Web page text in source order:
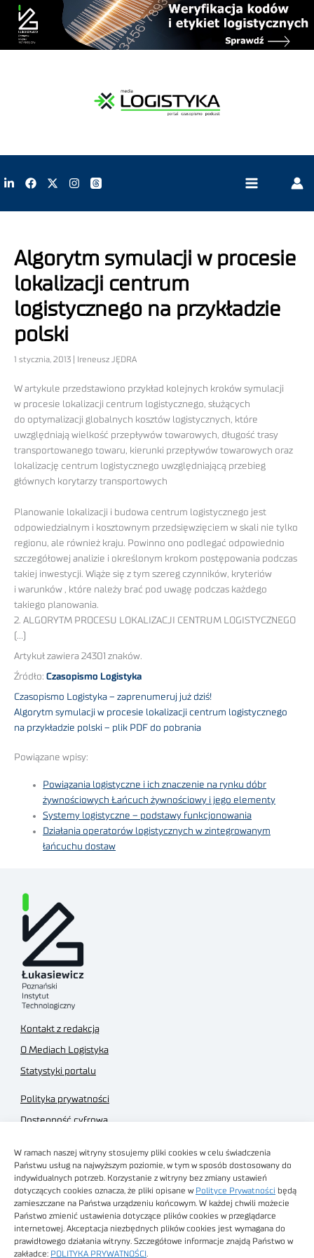
W ramach naszej witryny stosujemy pliki cookies w celu świadczenia
Państwu usług na najwyższym poziomie, w tym w sposób dostosowany do
indywidualnych potrzeb. Korzystanie z witryny bez zmiany ustawień
dotyczących cookies oznacza, że pliki opisane w Polityce Prywatności będą
zamieszczane na Państwa urządzeniu końcowym. W każdej chwili możecie
Państwo zmienić ustawienia dotyczące plików cookies w przeglądarce
internetowej. Akceptacja niezbędnych plików cookies jest wymagana do
prawidłowego działania witryny. Szczegółowe informacje znajdą Państwo w
zakładce: POLITYKA PRYWATNOŚCI
Algorytm symulacji w procesie
lokalizacji centrum
logistycznego na przykładzie
polski
1 stycznia, 2013 | Ireneusz JĘDRA
W artykule przedstawiono przykład kolejnych kroków symulacji
w procesie lokalizacji centrum logistycznego, służących
do optymalizacji globalnych kosztów logistycznych, które
uwzględniają wielkość przepływów towarowych, długość trasy
transportowanego towaru, kierunki przepływów towarowych oraz
lokalizację centrum logistycznego uwzględniającą przebieg
głównych korytarzy transportowych
Planowanie lokalizacji i budowa centrum logistycznego jest
odpowiedzialnym i kosztownym przedsięwzięciem w skali nie tylko
regionu, ale również kraju. Powinno ono podlegać odpowiednio
szczegółowej analizie i określonym krokom postępowania podczas
takiej inwestycji. Wiąże się z tym szereg czynników, kryteriów
i warunków , które należy brać pod uwagę podczas każdego
takiego planowania.
2. ALGORYTM PROCESU LOKALIZACJI CENTRUM LOGISTYCZNEGO
(…)
Artykuł zawiera 24301 znaków.
Źródło: Czasopismo Logistyka
Czasopismo Logistyka – zaprenumeruj już dziś!
Algorytm symulacji w procesie lokalizacji centrum logistycznego
na przykładzie polski – plik PDF do pobrania
Powiązane wpisy:
Powiązania logistyczne i ich znaczenie na rynku dóbr
żywnościowych Łańcuch żywnościowy i jego elementy
Systemy logistyczne – podstawy funkcjonowania
Działania operatorów logistycznych w zintegrowanym
łańcuchu dostaw
Kontakt z redakcją
O Mediach Logistyka
Statystyki portalu
Polityka prywatności
Dostępność cyfrowa
Regulamin sklepu
Obrazy stockowe
autorstwa